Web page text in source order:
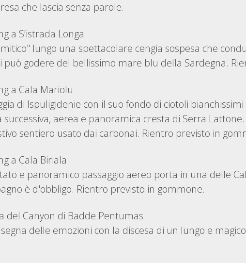
che lascia senza parole.
a S’istrada Longa
lungo una spettacolare cengia sospesa che
può godere del bellissimo mare blu della Sardegna.
a Cala Mariolu
di Ispuligidenie con il suo fondo di ciotoli
successiva, aerea e panoramica cresta di Serra
sentiero usato dai carbonai. Rientro previsto in
a Cala Biriala
e panoramico passaggio aereo porta in una delle
è d'obbligo. Rientro previsto in gommone.
del Canyon di Badde Pentumas
delle emozioni con la discesa di un lungo e